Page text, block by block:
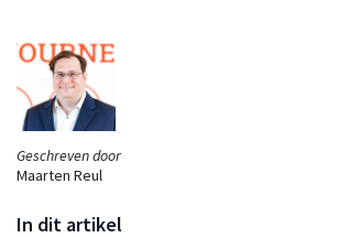
Geschreven door
Maarten Reul
In dit artikel